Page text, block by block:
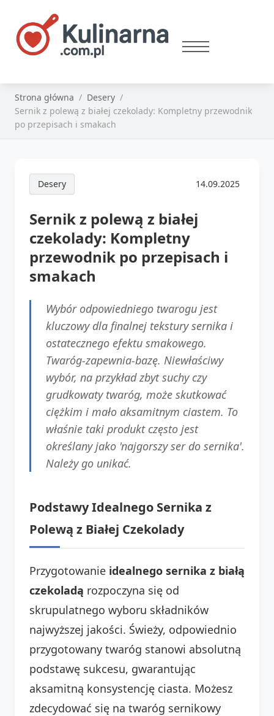
Strona główna
Desery
Sernik z polewą z białej czekolady: Kompletny przewodnik
po przepisach i smakach
Desery 14.09.2025
Sernik z polewą z białej
czekolady: Kompletny
przewodnik po przepisach i
smakach
Wybór odpowiedniego twarogu jest
kluczowy dla finalnej tekstury sernika i
ostatecznego efektu smakowego.
Twaróg-zapewnia-bazę. Niewłaściwy
wybór, na przykład zbyt suchy czy
grudkowaty twaróg, może skutkować
ciężkim i mało aksamitnym ciastem. To
właśnie taki produkt często jest
określany jako 'najgorszy ser do sernika'.
Należy go unikać.
Podstawy Idealnego Sernika z
Polewą z Białej Czekolady
Przygotowanie idealnego sernika z białą
czekoladą rozpoczyna się od
skrupulatnego wyboru składników
najwyższej jakości. Świeży, odpowiednio
przygotowany twaróg stanowi absolutną
podstawę sukcesu, gwarantując
aksamitną konsystencję ciasta. Możesz
zdecydować się na twaróg sernikowy